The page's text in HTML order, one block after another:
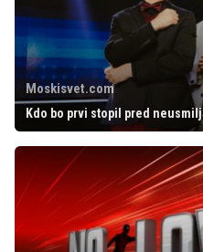
Moskisvet.com
Kdo bo prvi stopil pred